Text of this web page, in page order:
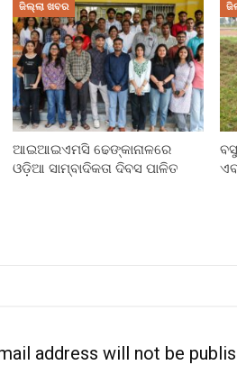
ଜିଲ୍ଲା ଖବର
ଆଇଆଇଏମସି ଢେଙ୍କାନାଳରେ
ଓଡ଼ିଆ ସାମ୍ବାଦିକତା ଦିବସ ପାଳିତ
address will not be